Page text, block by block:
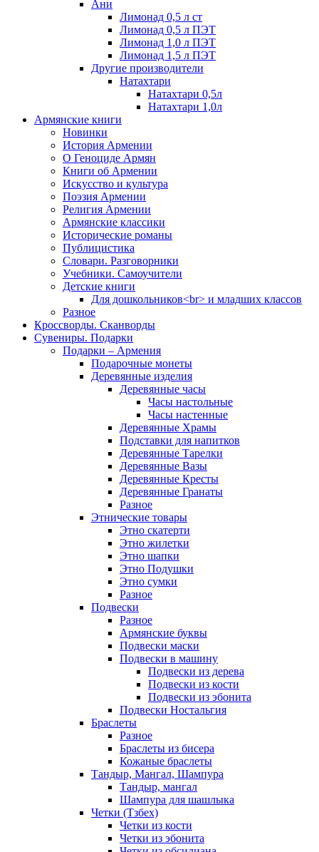
Ани
Лимонад 0,5 л ст
Лимонад 0,5 л ПЭТ
Лимонад 1,0 л ПЭТ
Лимонад 1,5 л ПЭТ
Другие производители
Натахтари
Натахтари 0,5л
Натахтари 1,0л
Армянские книги
Новинки
История Армении
О Геноциде Армян
Книги об Армении
Иcкусство и культура
Поэзия Армении
Религия Армении
Армянские классики
Исторические романы
Публицистика
Словари. Разговорники
Учебники. Самоучители
Детские книги
Для дошкольников<br> и младших классов
Разное
Кроссворды. Сканворды
Сувениры. Подарки
Подарки – Армения
Подарочные монеты
Деревянные изделия
Деревянные часы
Часы настольные
Часы настенные
Деревянные Храмы
Подставки для напитков
Деревянные Тарелки
Деревянные Вазы
Деревянные Кресты
Деревянные Гранаты
Разное
Этнические товары
Этно скатерти
Этно жилетки
Этно шапки
Этно Подушки
Этно сумки
Разное
Подвески
Разное
Армянские буквы
Подвески маски
Подвески в машину
Подвески из дерева
Подвески из кости
Подвески из эбонита
Подвески Ностальгия
Браслеты
Разное
Браслеты из бисера
Кожаные браслеты
Тандыр, Мангал, Шампура
Тандыр, мангал
Шампура для шашлыка
Четки (Тзбех)
Четки из кости
Четки из эбонита